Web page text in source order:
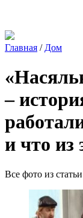
Главная / Дом
–
и что из
Все фото из статьи